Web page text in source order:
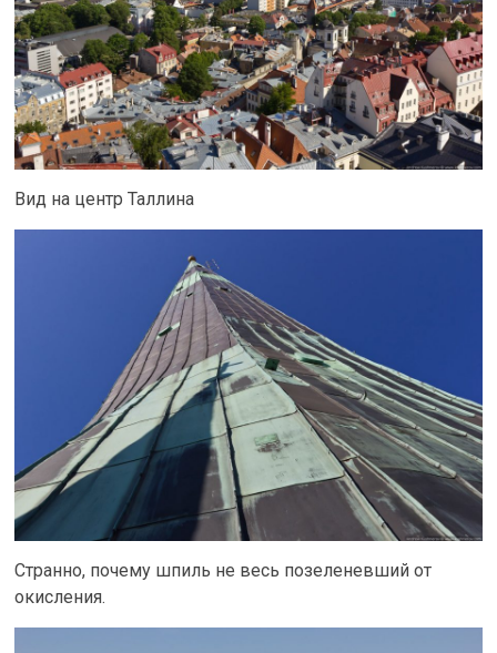
Вид на центр Таллина
Странно, почему шпиль не весь позеленевший от
окисления.